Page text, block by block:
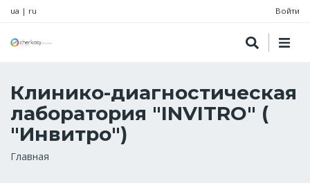
ua | ru Войти
Клинико-диагностическая
лаборатория "INVITRO" (
"Инвитро")
Строка
Главная